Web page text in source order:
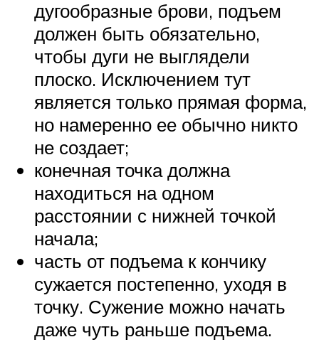
дугообразные брови, подъем
должен быть обязательно,
чтобы дуги не выглядели
плоско. Исключением тут
является только прямая форма,
но намеренно ее обычно никто
не создает;
конечная точка должна
находиться на одном
расстоянии с нижней точкой
начала;
часть от подъема к кончику
сужается постепенно, уходя в
точку. Сужение можно начать
даже чуть раньше подъема.